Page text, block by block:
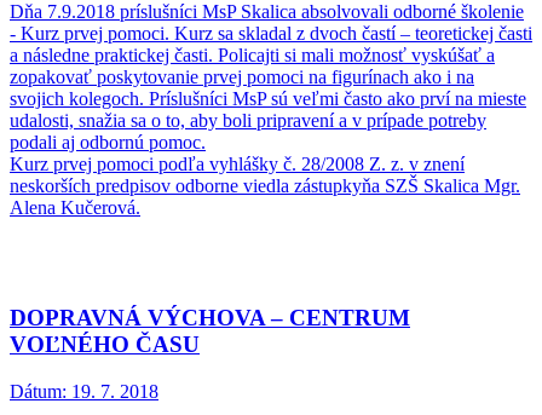
Dňa 7.9.2018 príslušníci MsP Skalica absolvovali odborné školenie
- Kurz prvej pomoci. Kurz sa skladal z dvoch častí – teoretickej časti
a následne praktickej časti. Policajti si mali možnosť vyskúšať a
zopakovať poskytovanie prvej pomoci na figurínach ako i na
svojich kolegoch. Príslušníci MsP sú veľmi často ako prví na mieste
udalosti, snažia sa o to, aby boli pripravení a v prípade potreby
podali aj odbornú pomoc.
Kurz prvej pomoci podľa vyhlášky č. 28/2008 Z. z. v znení
neskorších predpisov odborne viedla zástupkyňa SZŠ Skalica Mgr.
Alena Kučerová.
DOPRAVNÁ VÝCHOVA – CENTRUM
VOĽNÉHO ČASU
Dátum: 19. 7. 2018